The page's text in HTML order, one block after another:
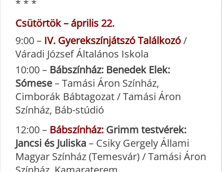
* * *
Csütörtök – április 22.
9:00 – IV. Gyerekszínjátszó Találkozó/
Váradi József Általános Iskola
10:00 – Bábszínház: Benedek Elek:
Sómese– Tamási Áron Színház,
Cimborák Bábtagozat / Tamási Áron
Színház, Báb-stúdió
12:00 – Bábszínház: Grimm testvérek:
Jancsi és Juliska– Csiky Gergely Állami
Magyar Színház (Temesvár) / Tamási Áron